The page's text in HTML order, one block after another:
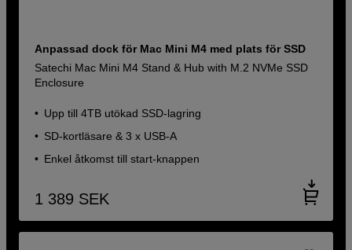
Anpassad dock för Mac Mini M4 med plats för SSD
Satechi Mac Mini M4 Stand & Hub with M.2 NVMe SSD
Enclosure
Upp till 4TB utökad SSD-lagring
SD-kortläsare & 3 x USB-A
Enkel åtkomst till start-knappen
1 389 SEK